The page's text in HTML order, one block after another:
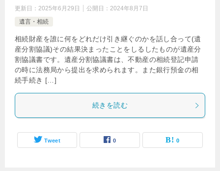
更新日： 2025年6月29日 公開日： 2024年8月7日
遺言・相続
相続財産を誰に何をどれだけ引き継ぐのかを話し合って(遺
産分割協議)その結果決まったことをしるしたものが遺産分
割協議書です。遺産分割協議書は、不動産の相続登記申請
の時に法務局から提出を求められます。また銀行預金の相
続手続き […]
続きを読む
Tweet 0 0